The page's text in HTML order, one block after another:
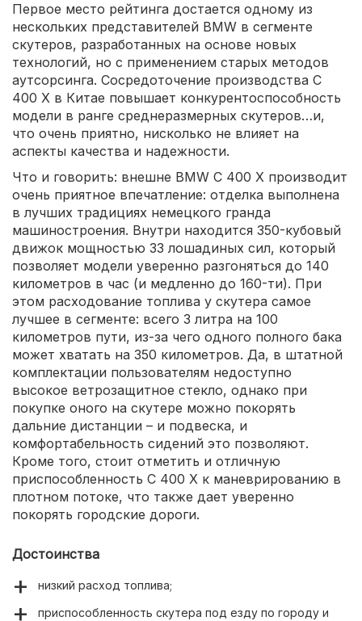
Первое место рейтинга достается одному из
нескольких представителей BMW в сегменте
скутеров, разработанных на основе новых
технологий, но с применением старых методов
аутсорсинга. Сосредоточение производства C
400 X в Китае повышает конкурентоспособность
модели в ранге среднеразмерных скутеров…и,
что очень приятно, нисколько не влияет на
аспекты качества и надежности.
Что и говорить: внешне BMW C 400 X производит
очень приятное впечатление: отделка выполнена
в лучших традициях немецкого гранда
машиностроения. Внутри находится 350-кубовый
движок мощностью 33 лошадиных сил, который
позволяет модели уверенно разгоняться до 140
километров в час (и медленно до 160-ти). При
этом расходование топлива у скутера самое
лучшее в сегменте: всего 3 литра на 100
километров пути, из-за чего одного полного бака
может хватать на 350 километров. Да, в штатной
комплектации пользователям недоступно
высокое ветрозащитное стекло, однако при
покупке оного на скутере можно покорять
дальние дистанции – и подвеска, и
комфортабельность сидений это позволяют.
Кроме того, стоит отметить и отличную
приспособленность C 400 X к маневрированию в
плотном потоке, что также дает уверенно
покорять городские дороги.
Достоинства
низкий расход топлива;
приспособленность скутера под езду по городу и